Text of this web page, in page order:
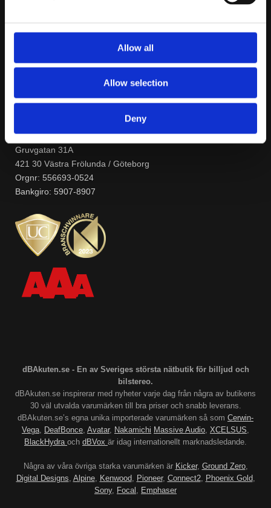
Allow all
Allow selection
Deny
dBAkuten / Elofssons Försäljnings AB
Gruvgatan 31A
421 30 Västra Frölunda / Göteborg
Orgnr: 556693-0524
Bankgiro: 5907-8907
dBAkuten.se - En av Sveriges största nätbutik för billjud och
bilstereo.
dBAkuten.se inspirerar med nyheter varje dag från några av butikens
30 väl utvalda varumärken till bra priser och snabb leverans.
dBAkuten.se’s egna unika importerade varumärken så som Cerwin-
Vega, DeafBonce, Avatar, Nakamichi Massive Audio, XCELSUS,
BlackHydra och dBVox är idag internationellt marknadsledande.
Några av våra övriga starka varumärken är Kicker, Ground Zero,
Digital Designs, Alpine, Kenwood, Pioneer, Connect2, Phoenix Gold,
Sony, Focal , Emphaser